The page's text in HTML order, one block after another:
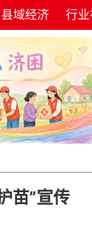
县域经济 行
苗”宣传